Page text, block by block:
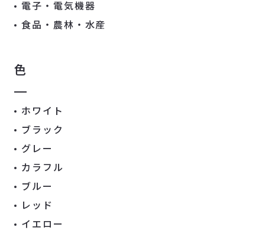
電子・電気機器
食品・農林・水産
色
ホワイト
ブラック
グレー
カラフル
ブルー
レッド
イエロー